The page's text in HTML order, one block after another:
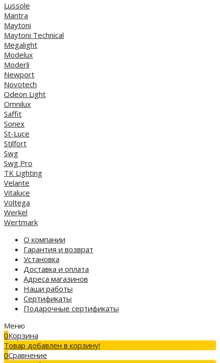
Lussole
Mantra
Maytoni
Maytoni Technical
Megalight
Modelux
Moderli
Newport
Novotech
Odeon Light
Omnilux
Saffit
Sonex
St-Luce
Stilfort
Swg
Swg Pro
TK Lighting
Velante
Vitaluce
Voltega
Werkel
Wertmark
О компании
Гарантия и возврат
Установка
Доставка и оплата
Адреса магазинов
Наши работы
Сертификаты
Подарочные сертификаты
Меню
0Корзина
Товар добавлен в корзину!
0Сравнение